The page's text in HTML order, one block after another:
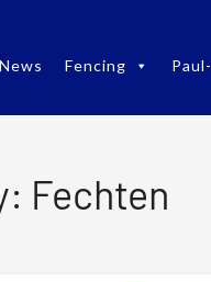
News Fencing
Fechten